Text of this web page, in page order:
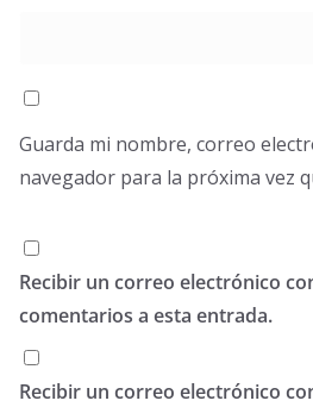
Guarda mi nombre, correo
navegador para la próxima vez
Recibir un correo electrónico
comentarios a esta entrada.
Recibir un correo electrónico